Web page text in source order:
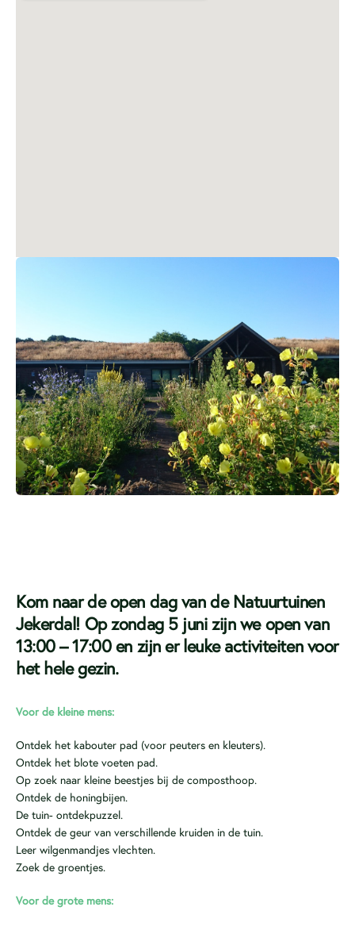
Kom naar de open dag van de Natuurtuinen
Jekerdal! Op zondag 5 juni zijn we open van
13:00 – 17:00 en zijn er leuke activiteiten voor
het hele gezin.
Voor de kleine mens:
Ontdek het kabouter pad (voor peuters en kleuters).
Ontdek het blote voeten pad.
Op zoek naar kleine beestjes bij de composthoop.
Ontdek de honingbijen.
De tuin- ontdekpuzzel.
Ontdek de geur van verschillende kruiden in de tuin.
Leer wilgenmandjes vlechten.
Zoek de groentjes.
Voor de grote mens: